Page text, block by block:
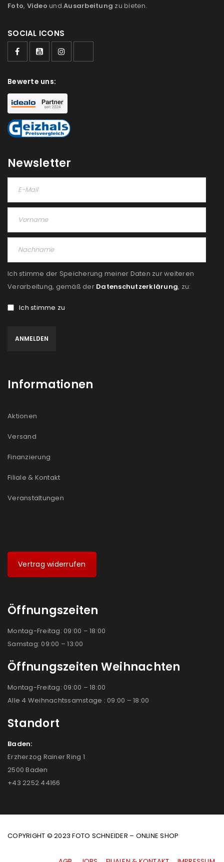
Benutzername oder E-Mail-Adresse*
Passwort
Anmeldeformular geschützt durch WP Captcha
Angemeldet bleiben
ANMELDEN
E-Mail-Adresse*
deine E-Mail-Adresse gesendet.
NEWSLETTER ABONNIEREN
us
Datenschutzerklärung
Foto, Video und Ausarbeitung zu bieten.
SOCIAL ICONS
Bewerte uns:
Newsletter
Ich stimme der Speicherung meiner Daten zur weiteren
Verarbeitung, gemäß der Datenschutzerklärung, zu:
Ich stimme zu
Informationen
Aktionen
Versand
Finanzierung
Filiale & Kontakt
Veranstaltungen
Vertrag widerrufen
Öffnungszeiten
Montag-Freitag: 09:00 – 18:00
Samstag: 09:00 – 13:00
Öffnungszeiten Weihnachten
Montag-Freitag: 09:00 – 18:00
Alle 4 Weihnachtssamstage : 09:00 – 18:00
Standort
Baden:
Erzherzog Rainer Ring 1
2500 Baden
+43 2252 44166
COPYRIGHT © 2023 FOTO SCHNEIDER – ONLINE SHOP